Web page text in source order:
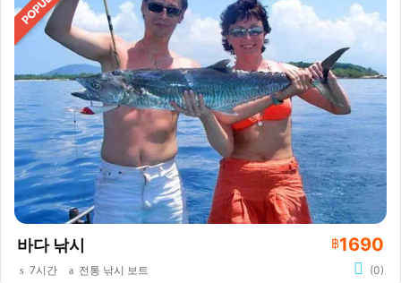
바다 낚시 ฿1690
7시간 전통 낚시 보트 (0)